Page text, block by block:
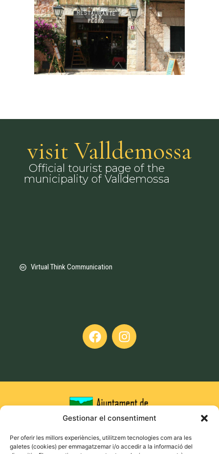
Gestionar el consentiment
Per oferir les millors experiències, utilitzem tecnologies com ara les
galetes (cookies) per emmagatzemar i/o accedir a la informació del
visit Valldemossa
Official tourist page of the
municipality of Valldemossa
Virtual Think Communication